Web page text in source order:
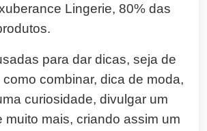
Lingerie, 80% das
para dar dicas, seja de
combinar, dica de moda,
curiosidade, divulgar um
muito mais, criando assim um